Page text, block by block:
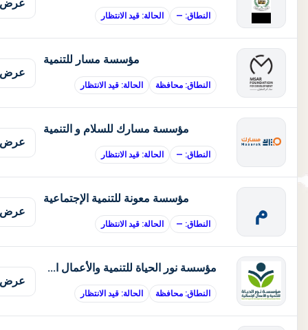
النطاق: — الحالة: قيد الانتظار
مؤسسة مسار للتنمية
النطاق: محافظة الحالة: قيد الانتظار
مؤسسة مسارك للسلام و التنمية
النطاق: — الحالة: قيد الانتظار
م
مؤسسة معونة للتنمية الإجتماعية
النطاق: — الحالة: قيد الانتظار
مؤسسة نور الحياة للتنمية والأعمال الانسانية
النطاق: محافظة الحالة: قيد الانتظار